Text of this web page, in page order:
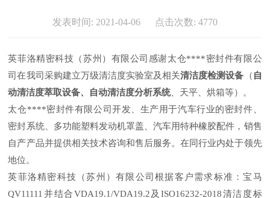
发表时间: 2021-04-06 点击次数: 4770
英菲洛精密科技（苏州）有限公司感谢太仓****密封件有限公
司在我司采购建立万级清洁度实验室及相关清洁度检测设备 （ 自
动清洁度萃取设备、自动清洁度分析系统、天平、烘箱等）。
太仓****密封件有限公司开发、生产用于汽车行业的密封件、
密封系统、多功能塑料发动机罩盖、汽车用特种橡胶配件，销售
自产产品并提供相关技术咨询和售后服务。在同行业内处于领先
地位。
英菲洛精密科技（苏州）有限公司根据客户需求标准：宝马
QV11111并结合VDA19.1/VDA19.2及ISO16232-2018清洁度标